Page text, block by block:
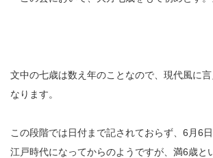
文中の七歳は数え年のことなので、現代風に
なります。
この段階では日付まで記されておらず、6月6
江戸時代になってからのようですが、満6歳と